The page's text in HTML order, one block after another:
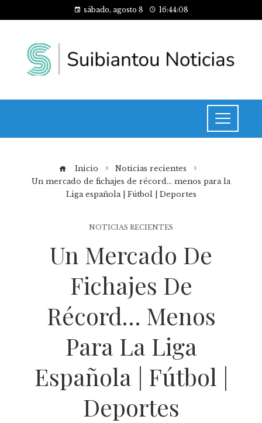
sábado, agosto 8 16:44:08
Inicio
Noticias recientes
Un mercado de fichajes de récord… menos para la
Liga española | Fútbol | Deportes
NOTICIAS RECIENTES
Un Mercado De
Fichajes De
Récord… Menos
Para La Liga
Española | Fútbol |
Deportes